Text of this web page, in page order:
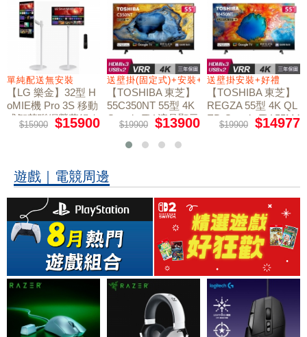
禮
單純配送無安裝
【LG 樂金】32型 H
oMIE機 Pro 3S 移動
式智慧聯網螢幕組｜
單純配送
$15900 $15900
送壁掛(固定式)+安裝+好禮贈
【TOSHIBA 東芝】
55C350NT 55型 4K
Google TV 液晶顯示
器｜含壁掛(固定式)
+安裝
$19900 $13900
送壁掛安裝+好禮
【TOSHIBA 東芝】
REGZA 55型 4K QL
ED Google TV 55M4
50NT液晶顯示器｜
$19900 $14977
遊戲｜電競周邊